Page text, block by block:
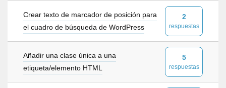
Crear texto de marcador de posición para
el cuadro de búsqueda de WordPress
2
respuestas
Añadir una clase única a una
etiqueta/elemento HTML
5
respuestas